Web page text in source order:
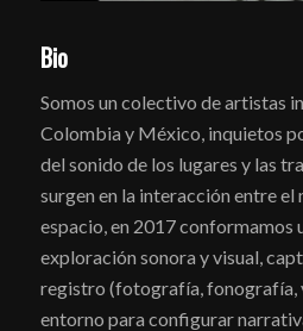
Bio
Somos un colectivo de artistas
Colombia y México, inquietos
del sonido de los lugares y las
surgen en la interacción entre el
espacio, en 2017 conformamos
exploración sonora y visual,
registro (fotografía, fonografía,
entorno para configurar